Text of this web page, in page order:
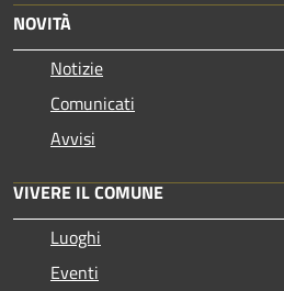
NOVITÀ
Notizie
Comunicati
Avvisi
VIVERE IL COMUNE
Luoghi
Eventi